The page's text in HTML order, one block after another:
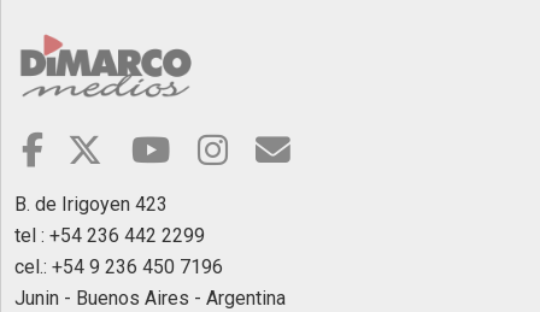
B. de Irigoyen 423
tel : +54 236 442 2299
cel.: +54 9 236 450 7196
Junin - Buenos Aires - Argentina